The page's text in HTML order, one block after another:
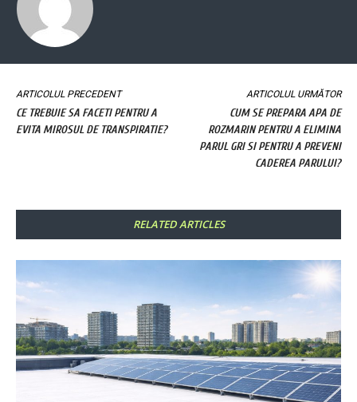
ARTICOLUL PRECEDENT
CE TREBUIE SA FACETI PENTRU A
EVITA MIROSUL DE TRANSPIRATIE?
ARTICOLUL URMĂTOR
CUM SE PREPARA APA DE
ROZMARIN PENTRU A ELIMINA
PARUL GRI SI PENTRU A PREVENI
CADEREA PARULUI?
RELATED ARTICLES